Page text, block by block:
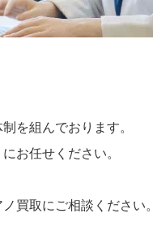
を組んでおります。
お任せください。
買取にご相談ください。